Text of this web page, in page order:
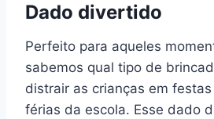
Dado divertido
Perfeito para aqueles
sabemos qual tipo de
distrair as crianças em
férias da escola. Esse dado